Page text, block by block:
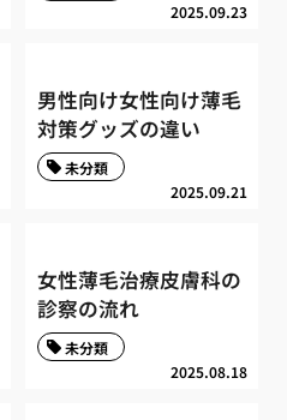
2025.09.23
男性向け女性向け薄毛
対策グッズの違い
2025.09.21
未分類
女性薄毛治療皮膚科の
診察の流れ
2025.08.18
未分類